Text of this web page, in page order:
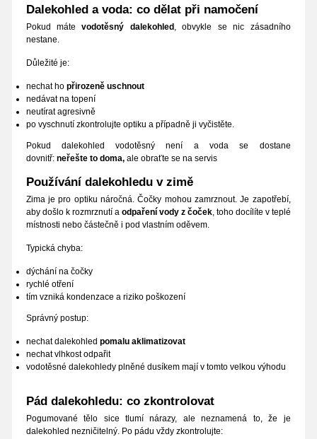
Dalekohled a voda: co dělat při namočení
Pokud mátevodotěsný dalekohled , obvykle se nic zásadního
nestane.
Důležité je:
nechat ho přirozeně uschnout
nedávat na topení
neutírat agresivně
po vyschnutí zkontrolujte optiku a případně ji vyčistěte.
Pokud dalekohled vodotěsný není a voda se dostane
dovnitř: neřešte to doma,ale obraťte se na servis
Používání dalekohledu v zimě
Zima je pro optiku náročná. Čočky mohou zamrznout. Je zapotřebí,
aby došlo k rozmrznutí a odpaření vody z čoček, toho docílíte v teplé
místnosti nebo částečně i pod vlastním oděvem.
Typická chyba:
dýchání na čočky
rychlé otření
tím vzniká kondenzace a riziko poškození
Správný postup:
nechat dalekohled pomalu aklimatizovat
nechat vlhkost odpařit
vodotěsné dalekohledy plněné dusíkem mají v tomto velkou výhodu
Pád dalekohledu: co zkontrolovat
Pogumované tělo sice tlumí nárazy, ale neznamená to, že je
dalekohled nezničitelný. Po pádu vždy zkontrolujte: